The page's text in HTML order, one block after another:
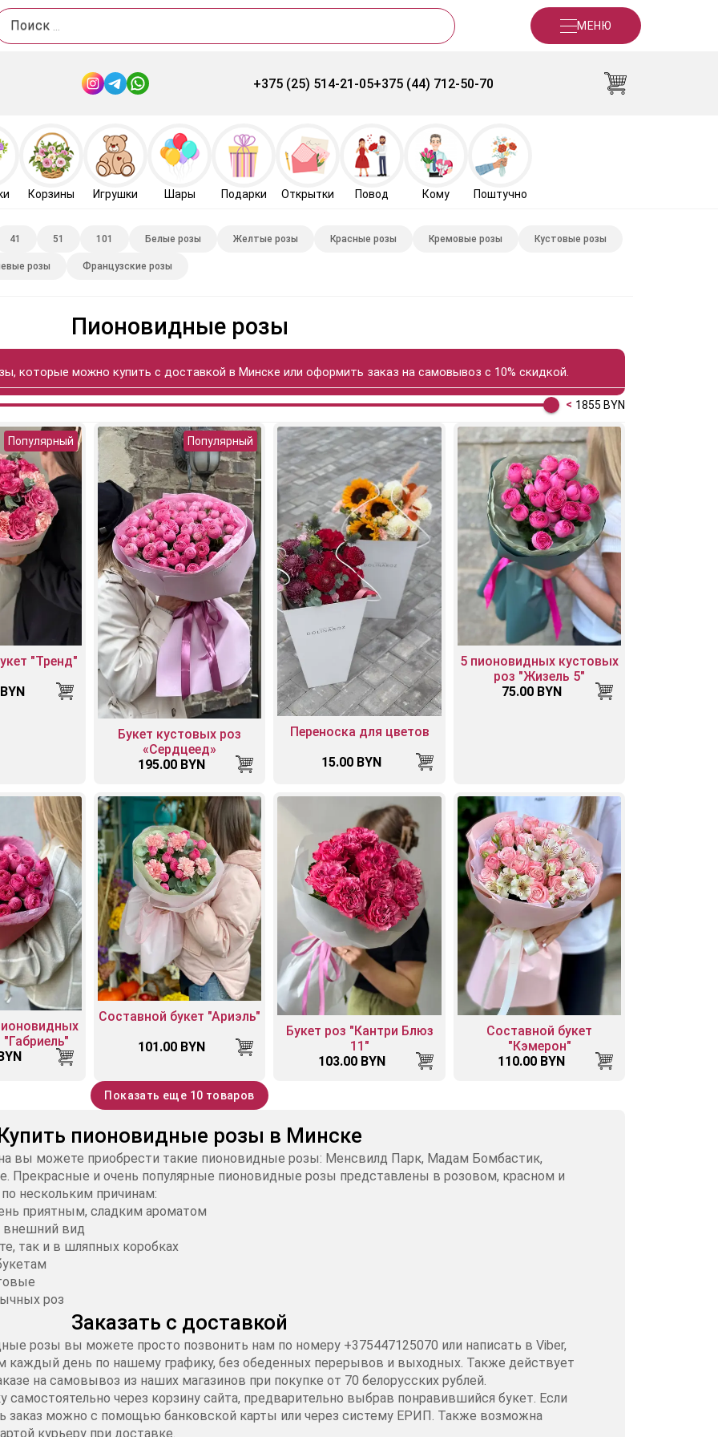
Поиск МЕНЮ
+375 (25) 514-21-05+375 (44) 712-50-70
Корзины Игрушки Шары Подарки Открытки Повод Кому Поштучно
41 51 101 Белые розы Желтые розы Красные розы Кремовые розы Кустовые розы
розы Французские розы
Пионовидные розы
которые можно купить с доставкой в Минске или оформить заказ на самовывоз с 10% скидкой.
1855 BYN
"Тренд"
Популярный
Букет кустовых роз
«Сердцеед»
Популярный
195.00 BYN
Переноска для цветов
15.00 BYN
5 пионовидных кустовых
роз "Жизель 5"
75.00 BYN
Составной букет "Ариэль"
101.00 BYN
Букет роз "Кантри Блюз
11"
103.00 BYN
Составной букет
"Кэмерон"
110.00 BYN
Показать еще 10 товаров
пионовидные розы в Минске
вы можете приобрести такие пионовидные розы: Менсвилд Парк, Мадам Бомбастик,
Прекрасные и очень популярные пионовидные розы представлены в розовом, красном и
нескольким причинам:
приятным, сладким ароматом
внешний вид
так и в шляпных коробках
роз
Заказать с доставкой
розы вы можете просто позвонить нам по номеру +375447125070 или написать в Viber,
каждый день по нашему графику, без обеденных перерывов и выходных. Также действует
на самовывоз из наших магазинов при покупке от 70 белорусских рублей.
через корзину сайта, предварительно выбрав понравившийся букет. Если
заказ можно с помощью банковской карты или через систему ЕРИП. Также возможна
курьеру при доставке.